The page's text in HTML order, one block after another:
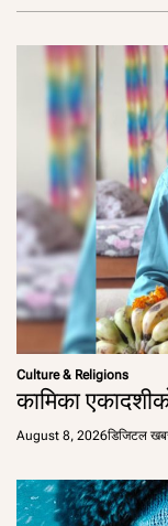
Culture & Religions
कामिका
August 8, 2026डिजिटल